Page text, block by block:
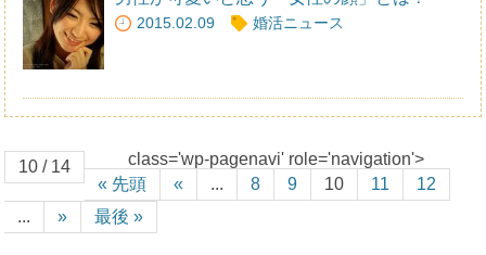
2015.02.09 婚活ニュース
class='wp-pagenavi' role='navigation'>
10 / 14
« 先頭
« ... 8 9 10 11
12
...
» 最後 »